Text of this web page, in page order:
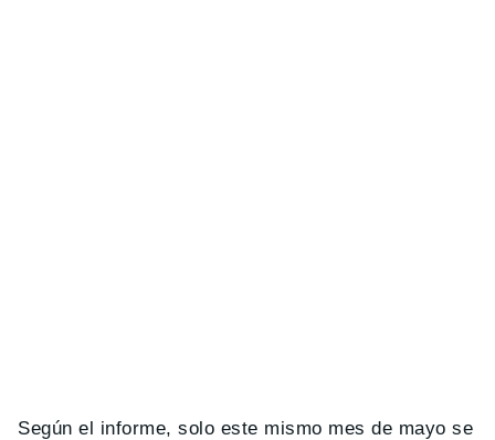
Según el informe, solo este mismo mes de mayo se